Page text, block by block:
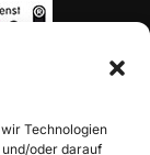
Technologien
oder darauf